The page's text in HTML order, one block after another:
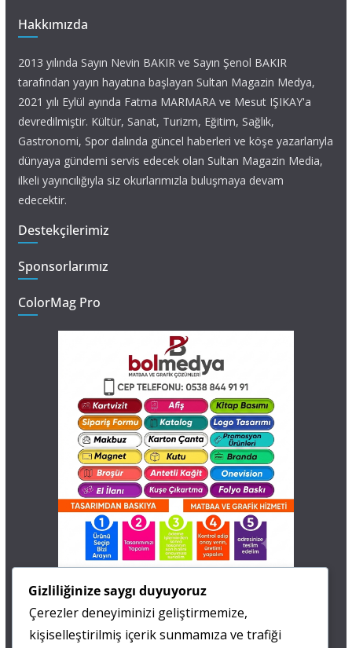
Hakkımızda
2013 yılında Sayın Nevin BAKIR ve Sayın Şenol BAKIR
tarafından yayın hayatına başlayan Sultan Magazin Medya,
2021 yılı Eylül ayında Fatma MARMARA ve Mesut IŞIKAY'a
devredilmiştir. Kültür, Sanat, Turizm, Eğitim, Sağlık,
Gastronomi, Spor dalında güncel haberleri ve köşe yazarlarıyla
dünyaya gündemi servis edecek olan Sultan Magazin Media,
ilkeli yayıncılığıyla siz okurlarımızla buluşmaya devam
edecektir.
Destekçilerimiz
Sponsorlarımız
ColorMag Pro
0 505 677 40 87
Gizliliğinize saygı duyuyoruz
Çerezler deneyiminizi geliştirmemize,
kişiselleştirilmiş içerik sunmamıza ve trafiği